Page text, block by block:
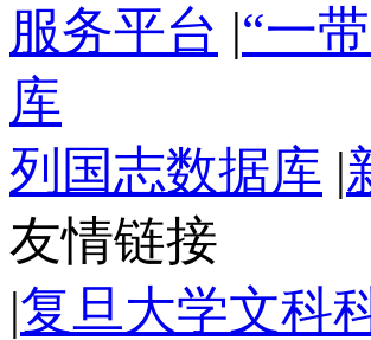
服务平台 |“一
库
列国志数据库 |
友情链接
|复旦大学文科